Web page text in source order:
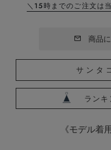
＼15時までのご注文は
商品
サンタ
ラン
《モデル着